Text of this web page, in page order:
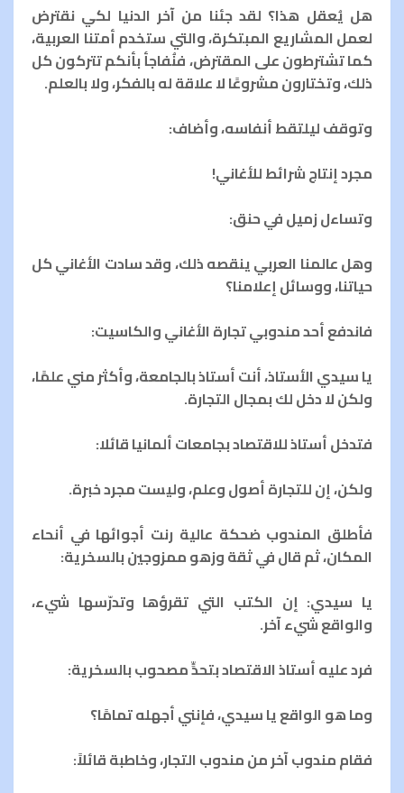
هل يُعقل هذا؟ لقد جئنا من آخر الدنيا لكي نقترض
لعمل المشاريع المبتكرة، والتي ستخدم أمتنا العربية،
كما تشترطون على المقترض، فنُفاجأ بأنكم تتركون كل
ذلك، وتختارون مشروعًا لا علاقة له بالفكر، ولا بالعلم.
وتوقف ليلتقط أنفاسه، وأضاف:
مجرد إنتاج شرائط للأغاني!
وتساءل زميل في حنق:
وهل عالمنا العربي ينقصه ذلك، وقد سادت الأغاني كل
حياتنا، ووسائل إعلامنا؟
فاندفع أحد مندوبي تجارة الأغاني والكاسيت:
يا سيدي الأستاذ، أنت أستاذ بالجامعة، وأكثر مني علمًا،
ولكن لا دخل لك بمجال التجارة.
فتدخل أستاذ للاقتصاد بجامعات ألمانيا قائلا:
ولكن، إن للتجارة أصول وعلم، وليست مجرد خبرة.
فأطلق المندوب ضحكة عالية رنت أجوائها في أنحاء
المكان، ثم قال في ثقة وزهو ممزوجين بالسخرية:
يا سيدي: إن الكتب التي تقرؤها وتدرّسها شيء،
والواقع شيء آخر.
فرد عليه أستاذ الاقتصاد بتحدٍّ مصحوب بالسخرية:
وما هو الواقع يا سيدي، فإنني أجهله تمامًا؟
فقام مندوب آخر من مندوب التجار، وخاطبة قائلاً: